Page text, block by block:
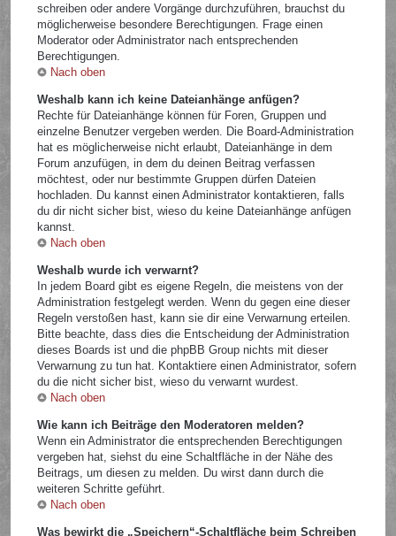
schreiben oder andere Vorgänge durchzuführen, brauchst du
möglicherweise besondere Berechtigungen. Frage einen
Moderator oder Administrator nach entsprechenden
Berechtigungen.
Nach oben
Weshalb kann ich keine Dateianhänge anfügen?
Rechte für Dateianhänge können für Foren, Gruppen und
einzelne Benutzer vergeben werden. Die Board-Administration
hat es möglicherweise nicht erlaubt, Dateianhänge in dem
Forum anzufügen, in dem du deinen Beitrag verfassen
möchtest, oder nur bestimmte Gruppen dürfen Dateien
hochladen. Du kannst einen Administrator kontaktieren, falls
du dir nicht sicher bist, wieso du keine Dateianhänge anfügen
kannst.
Nach oben
Weshalb wurde ich verwarnt?
In jedem Board gibt es eigene Regeln, die meistens von der
Administration festgelegt werden. Wenn du gegen eine dieser
Regeln verstoßen hast, kann sie dir eine Verwarnung erteilen.
Bitte beachte, dass dies die Entscheidung der Administration
dieses Boards ist und die phpBB Group nichts mit dieser
Verwarnung zu tun hat. Kontaktiere einen Administrator, sofern
du die nicht sicher bist, wieso du verwarnt wurdest.
Nach oben
Wie kann ich Beiträge den Moderatoren melden?
Wenn ein Administrator die entsprechenden Berechtigungen
vergeben hat, siehst du eine Schaltfläche in der Nähe des
Beitrags, um diesen zu melden. Du wirst dann durch die
weiteren Schritte geführt.
Nach oben
Was bewirkt die „Speichern“-Schaltfläche beim Schreiben